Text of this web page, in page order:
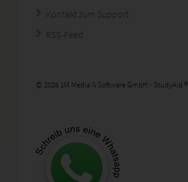
Kontakt zum Support
RSS-Feed
© 2026 1M Media & Software GmbH - StudyAid ®